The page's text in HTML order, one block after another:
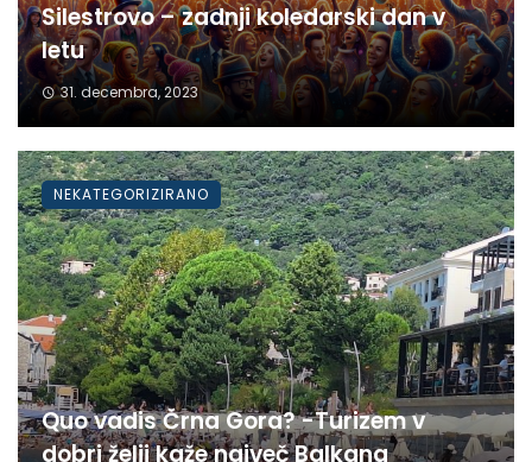
Silestrovo – zadnji koledarski dan v
letu
31. decembra, 2023
Quo vadis Črna Gora? -Turizem v
dobri želji kaže največ Balkana
NEKATEGORIZIRANO